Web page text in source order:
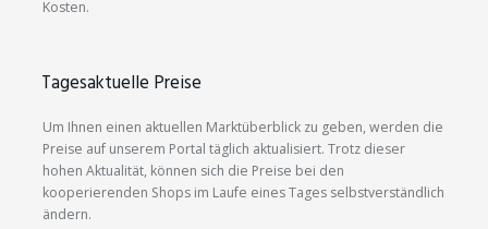
Kosten.
Tagesaktuelle Preise
Um Ihnen einen aktuellen Marktüberblick zu geben, werden die
Preise auf unserem Portal täglich aktualisiert. Trotz dieser
hohen Aktualität, können sich die Preise bei den
kooperierenden Shops im Laufe eines Tages selbstverständlich
ändern.